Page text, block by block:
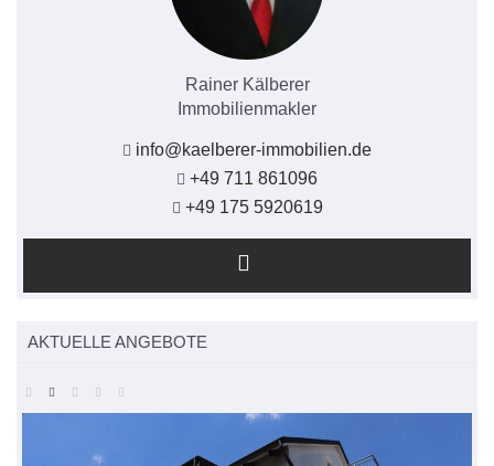
Rainer Kälberer
Immobilienmakler
info@kaelberer-immobilien.de
+49 711 861096
+49 175 5920619
AKTUELLE ANGEBOTE